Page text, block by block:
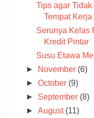
Tips agar
Tempat Kerja
Serunya Kelas
Kredit Pintar
Susu Etawa
►
November (6)
►October (9)
► September (8)
►August (11)